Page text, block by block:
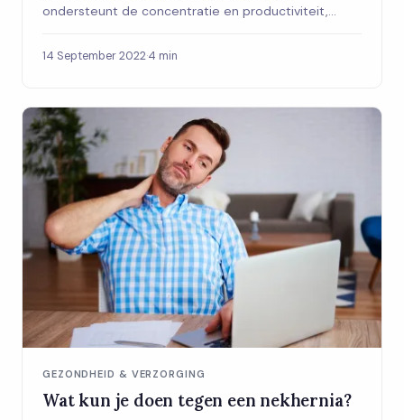
ondersteunt de concentratie en productiviteit,...
14 September 2022·4 min
GEZONDHEID & VERZORGING
Wat kun je doen tegen een nekhernia?